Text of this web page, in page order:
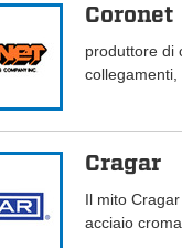
Coronet
produttore di
collegamenti,
Cragar
Il mito
acciaio